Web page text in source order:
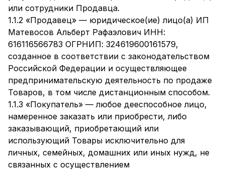
или сотрудники Продавца.
1.1.2 «Продавец» — юридическое(ие) лицо(а) ИП
Матевосов Альберт Рафаэлович ИНН:
616116566783 ОГРНИП: 324619600161579,
созданное в соответствии с законодательством
Российской Федерации и осуществляющее
предпринимательскую деятельность по продаже
Товаров, в том числе дистанционным способом.
1.1.3 «Покупатель» — любое дееспособное лицо,
намеренное заказать или приобрести, либо
заказывающий, приобретающий или
использующий Товары исключительно для
личных, семейных, домашних или иных нужд, не
связанных с осуществлением